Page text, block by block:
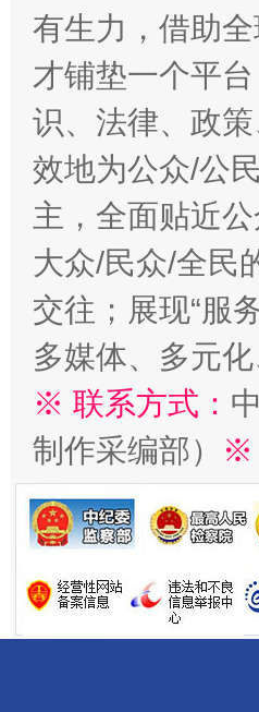
有生力，借助
才铺垫一个平
识、法律、政
效地为公众/公
主，全面贴近
大众/民众/全民
交往；展现“服
多媒体、多元
※ 联系方式：
制作采编部）
※